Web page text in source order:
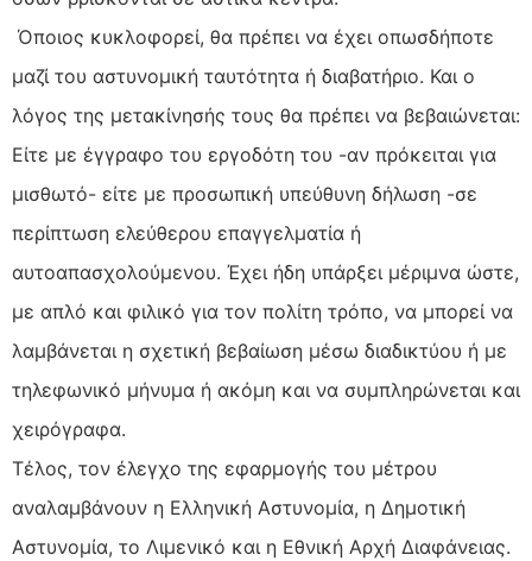
Όποιος κυκλοφορεί, θα πρέπει να έχει οπωσδήποτε
μαζί του αστυνομική ταυτότητα ή διαβατήριο. Και ο
λόγος της μετακίνησής τους θα πρέπει να βεβαιώνεται:
Eίτε με έγγραφο του εργοδότη του -αν πρόκειται για
μισθωτό- είτε με προσωπική υπεύθυνη δήλωση -σε
περίπτωση ελεύθερου επαγγελματία ή
αυτοαπασχολούμενου. Έχει ήδη υπάρξει μέριμνα ώστε,
με απλό και φιλικό για τον πολίτη τρόπο, να μπορεί να
λαμβάνεται η σχετική βεβαίωση μέσω διαδικτύου ή με
τηλεφωνικό μήνυμα ή ακόμη και να συμπληρώνεται και
χειρόγραφα.
Τέλος, τον έλεγχο της εφαρμογής του μέτρου
αναλαμβάνουν η Ελληνική Αστυνομία, η Δημοτική
Αστυνομία, το Λιμενικό και η Εθνική Αρχή Διαφάνειας.